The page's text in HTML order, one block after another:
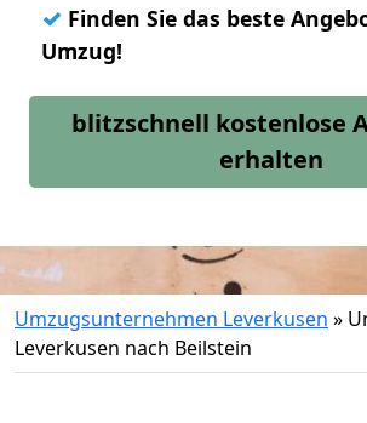
✓ Finden Sie das beste
Umzug!
blitzschnell kostenlose
erhalten
Umzugsunternehmen Leverkusen »
Leverkusen nach Beilstein